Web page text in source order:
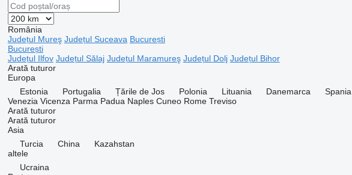
România
Județul Mureş Județul Suceava București
București
Județul Ilfov Județul Sălaj Județul Maramureş Județul Dolj Județul Bihor
Arată tuturor
Europa
Estonia
Portugalia Țările de Jos Polonia Lituania Danemarca Spania
Venezia Vicenza Parma Padua Naples Cuneo Rome Treviso
Arată tuturor
Arată tuturor
Asia
Turcia
China
Kazahstan
altele
Ucraina